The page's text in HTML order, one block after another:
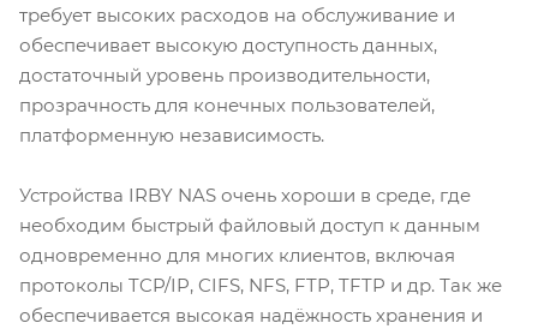
требует высоких расходов на обслуживание и
обеспечивает высокую доступность данных,
достаточный уровень производительности,
прозрачность для конечных пользователей,
платформенную независимость.
Устройства IRBY NAS очень хороши в среде, где
необходим быстрый файловый доступ к данным
одновременно для многих клиентов, включая
протоколы TCP/IP, CIFS, NFS, FTP, TFTP и др. Так же
обеспечивается высокая надёжность хранения и